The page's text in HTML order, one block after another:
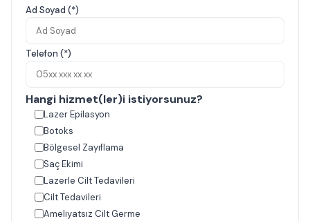
Ad Soyad (*)
Telefon (*)
Hangi hizmet(ler)i istiyorsunuz?
Lazer Epilasyon
Botoks
Bölgesel Zayıflama
Saç Ekimi
Lazerle Cilt Tedavileri
Cilt Tedavileri
Ameliyatsız Cilt Germe